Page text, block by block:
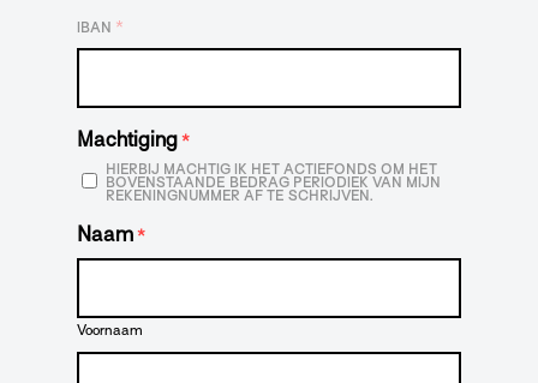
IBAN *
Machtiging *
HIERBIJ MACHTIG IK HET ACTIEFONDS OM HET
BOVENSTAANDE BEDRAG PERIODIEK VAN MIJN
REKENINGNUMMER AF TE SCHRIJVEN.
Naam *
Voornaam